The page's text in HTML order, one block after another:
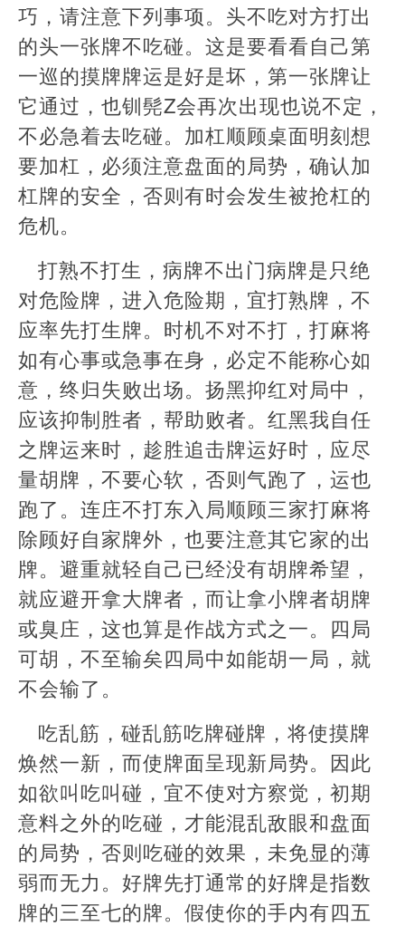
巧，请注意下列事项。头不吃对方打出
的头一张牌不吃碰。这是要看看自己第
一巡的摸牌牌运是好是坏，第一张牌让
它通过，也钏髡Z会再次出现也说不定，
不必急着去吃碰。加杠顺顾桌面明刻想
要加杠，必须注意盘面的局势，确认加
杠牌的安全，否则有时会发生被抢杠的
危机。
打熟不打生，病牌不出门病牌是只绝
对危险牌，进入危险期，宜打熟牌，不
应率先打生牌。时机不对不打，打麻将
如有心事或急事在身，必定不能称心如
意，终归失败出场。扬黑抑红对局中，
应该抑制胜者，帮助败者。红黑我自任
之牌运来时，趁胜追击牌运好时，应尽
量胡牌，不要心软，否则气跑了，运也
跑了。连庄不打东入局顺顾三家打麻将
除顾好自家牌外，也要注意其它家的出
牌。避重就轻自己已经没有胡牌希望，
就应避开拿大牌者，而让拿小牌者胡牌
或臭庄，这也算是作战方式之一。四局
可胡，不至输矣四局中如能胡一局，就
不会输了。
吃乱筋，碰乱筋吃牌碰牌，将使摸牌
焕然一新，而使牌面呈现新局势。因此
如欲叫吃叫碰，宜不使对方察觉，初期
意料之外的吃碰，才能混乱敌眼和盘面
的局势，否则吃碰的效果，未免显的薄
弱而无力。好牌先打通常的好牌是指数
牌的三至七的牌。假使你的手内有四五